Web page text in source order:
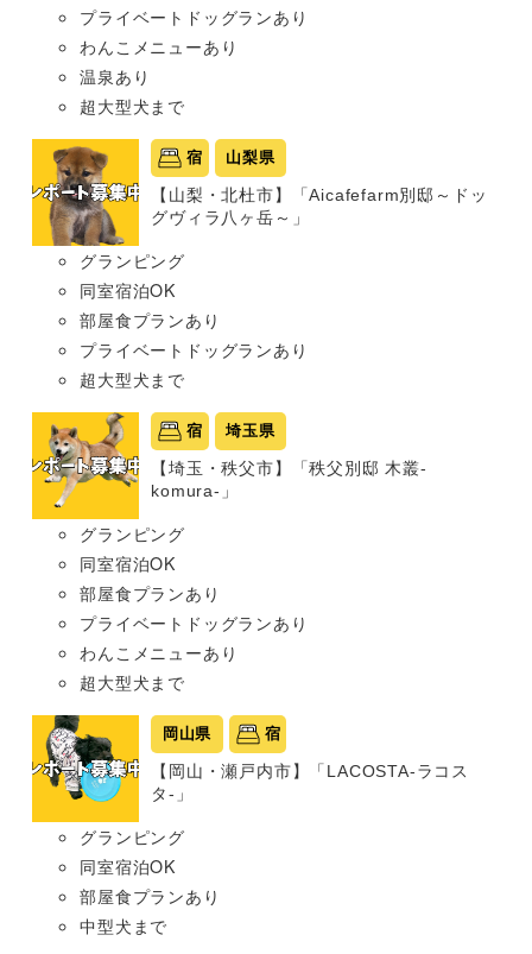
プライベートドッグランあり
わんこメニューあり
温泉あり
超大型犬まで
宿 山梨県
【山梨・北杜市】「Aicafefarm別邸～ドッ
グヴィラ八ヶ岳～」
グランピング
同室宿泊OK
部屋食プランあり
プライベートドッグランあり
超大型犬まで
宿 埼玉県
【埼玉・秩父市】「秩父別邸 木叢-
komura-」
グランピング
同室宿泊OK
部屋食プランあり
プライベートドッグランあり
わんこメニューあり
超大型犬まで
岡山県 宿
【岡山・瀬戸内市】「LACOSTA-ラコス
タ-」
グランピング
同室宿泊OK
部屋食プランあり
中型犬まで